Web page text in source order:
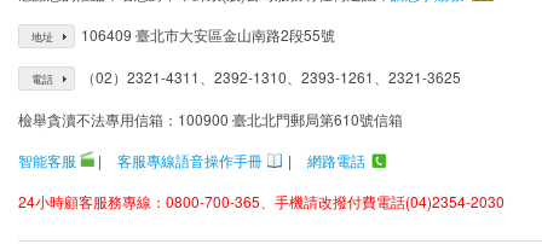
地址 106409 臺北市大安區金山南路2段55號
電話 （02）2321-4311、2392-1310、2393-1261、2321-3625
檢舉貪瀆不法專用信箱：100900 臺北北門郵局第610號信箱
智能客服
| 客服專線語音操作手冊 |
網路電話
24小時顧客服務專線：0800-700-365、手機請改撥付費電話(04)2354-2030